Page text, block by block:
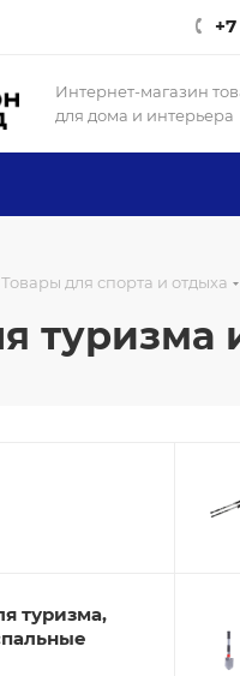
Интернет-магазин
для дома и интерьера
Товары для спорта и отдыха
туризма
туризма,